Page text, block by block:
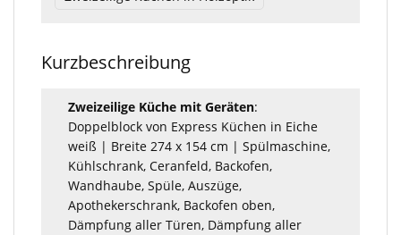
Kurzbeschreibung
Zweizeilige Küche mit Geräten:
Doppelblock von Express Küchen in Eiche
weiß | Breite 274 x 154 cm | Spülmaschine,
Kühlschrank, Ceranfeld, Backofen,
Wandhaube, Spüle, Auszüge,
Apothekerschrank, Backofen oben,
Dämpfung aller Türen, Dämpfung aller